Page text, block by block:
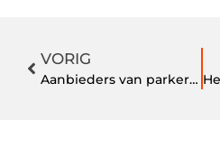
VORIG
Aanbieders van parkeren op Schiphol